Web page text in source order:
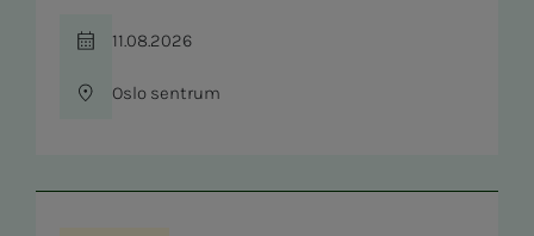
Tid
11.08.2026
Sted
Oslo sentrum